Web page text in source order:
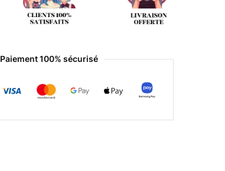
Paiement 100% sécurisé